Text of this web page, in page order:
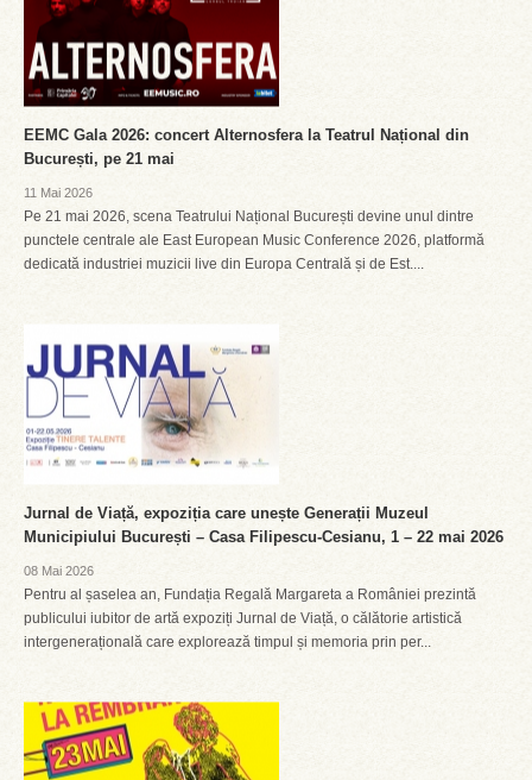
EEMC Gala 2026: concert Alternosfera la Teatrul Național din
București, pe 21 mai
11 Mai 2026
Pe 21 mai 2026, scena Teatrului Național București devine unul dintre
punctele centrale ale East European Music Conference 2026, platformă
dedicată industriei muzicii live din Europa Centrală și de Est....
Jurnal de Viață, expoziția care unește Generații Muzeul
Municipiului București – Casa Filipescu-Cesianu, 1 – 22 mai 2026
08 Mai 2026
Pentru al șaselea an, Fundația Regală Margareta a României prezintă
publicului iubitor de artă expoziți Jurnal de Viață, o călătorie artistică
intergenerațională care explorează timpul și memoria prin per...